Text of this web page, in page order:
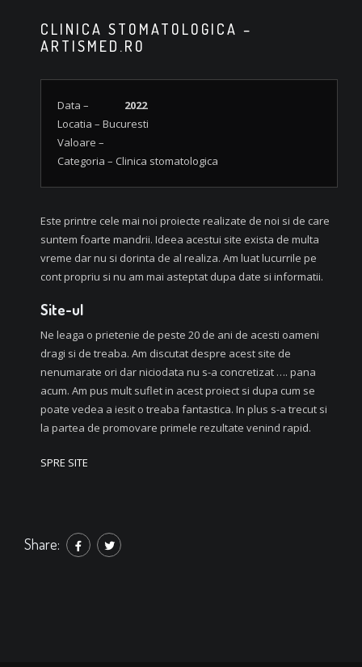
CLINICA STOMATOLOGICA –
ARTISMED.RO
Data –
2022
Locatia – Bucuresti
Valoare –
Categoria – Clinica stomatologica
Este printre cele mai noi proiecte realizate de noi si de care
suntem foarte mandrii. Ideea acestui site exista de multa
vreme dar nu si dorinta de al realiza. Am luat lucurrile pe
cont propriu si nu am mai asteptat dupa date si informatii.
Site-ul
Ne leaga o prietenie de peste 20 de ani de acesti oameni
dragi si de treaba. Am discutat despre acest site de
nenumarate ori dar niciodata nu s-a concretizat …. pana
acum. Am pus mult suflet in acest proiect si dupa cum se
poate vedea a iesit o treaba fantastica. In plus s-a trecut si
la partea de promovare primele rezultate venind rapid.
SPRE SITE
Share: